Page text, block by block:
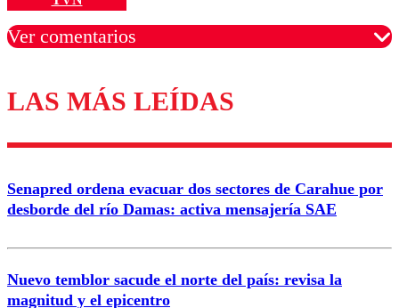
Ver comentarios
Los comentarios son moderados para garantizar un
diálogo respetuoso.
Correo
LAS MÁS LEÍDAS
Senapred ordena evacuar dos sectores de Carahue por
desborde del río Damas: activa mensajería SAE
Nuevo temblor sacude el norte del país: revisa la
magnitud y el epicentro